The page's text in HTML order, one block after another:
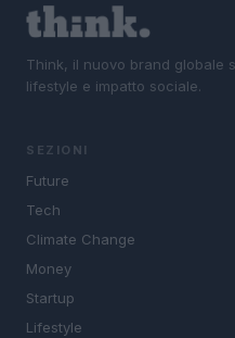
Think, il nuovo brand globale
lifestyle e impatto sociale.
SEZIONI
Future
Tech
Climate Change
Money
Startup
Lifestyle